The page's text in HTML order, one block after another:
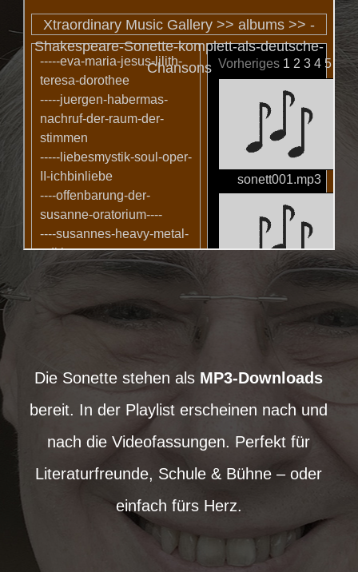
Die Sonette stehen als MP3-Downloads
bereit. In der Playlist erscheinen nach und
nach die Videofassungen. Perfekt für
Literaturfreunde, Schule & Bühne – oder
einfach fürs Herz.